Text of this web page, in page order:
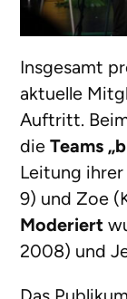
Insgesamt
aktuelle
Auftritt.
dieTeams
Leitung
9) und Zoe
Moderiert
2008) und